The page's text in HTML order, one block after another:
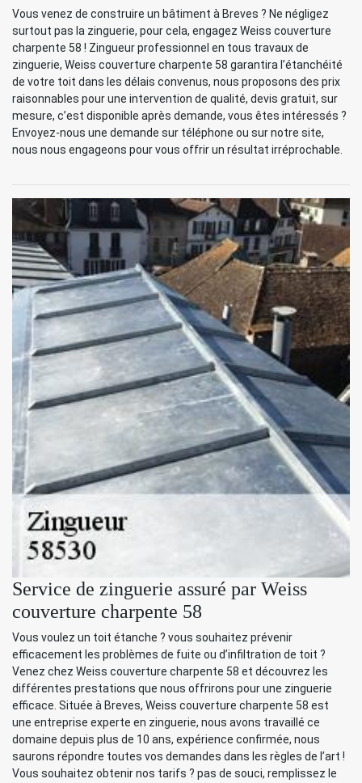
Vous venez de construire un bâtiment à Breves ? Ne négligez
surtout pas la zinguerie, pour cela, engagez Weiss couverture
charpente 58 ! Zingueur professionnel en tous travaux de
zinguerie, Weiss couverture charpente 58 garantira l’étanchéité
de votre toit dans les délais convenus, nous proposons des prix
raisonnables pour une intervention de qualité, devis gratuit, sur
mesure, c’est disponible après demande, vous êtes intéressés ?
Envoyez-nous une demande sur téléphone ou sur notre site,
nous nous engageons pour vous offrir un résultat irréprochable.
Service de zinguerie assuré par Weiss
couverture charpente 58
Vous voulez un toit étanche ? vous souhaitez prévenir
efficacement les problèmes de fuite ou d’infiltration de toit ?
Venez chez Weiss couverture charpente 58 et découvrez les
différentes prestations que nous offrirons pour une zinguerie
efficace. Située à Breves, Weiss couverture charpente 58 est
une entreprise experte en zinguerie, nous avons travaillé ce
domaine depuis plus de 10 ans, expérience confirmée, nous
saurons répondre toutes vos demandes dans les règles de l’art !
Vous souhaitez obtenir nos tarifs ? pas de souci, remplissez le